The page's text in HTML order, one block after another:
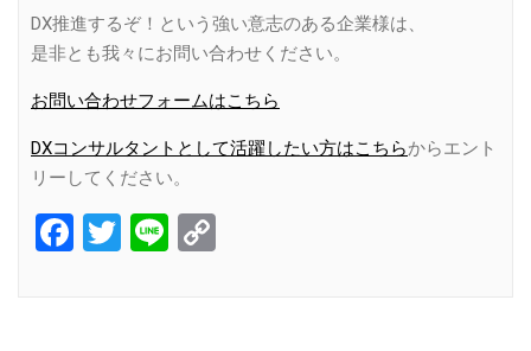
DX推進するぞ！という強い意志のある企業様は、
是非とも我々にお問い合わせください。
お問い合わせフォームはこちら
DXコンサルタントとして活躍したい方はこちらからエント
リーしてください。
Facebook
Twitter
Line